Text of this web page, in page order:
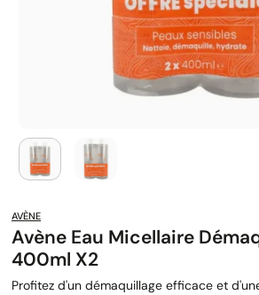
AVÈNE
Avène Eau Micellaire
400ml X2
Profitez d'un démaquillage efficace et